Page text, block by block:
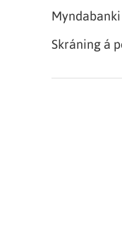
Myndabanki
Skráning á